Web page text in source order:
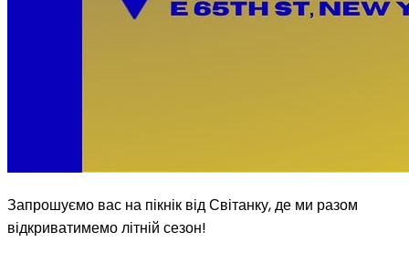
Запрошуємо вас на пікнік від Світанку, де ми разом
відкриватимемо літній сезон!